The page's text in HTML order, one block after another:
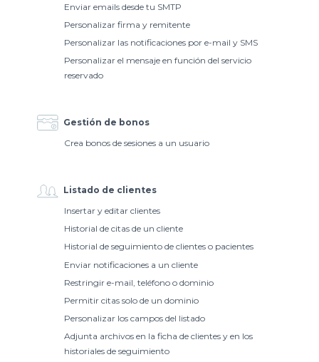
Enviar emails desde tu SMTP
Personalizar firma y remitente
Personalizar las notificaciones por e-mail y SMS
Personalizar el mensaje en función del servicio
reservado
Gestión de bonos
Crea bonos de sesiones a un usuario
Listado de clientes
Insertar y editar clientes
Historial de citas de un cliente
Historial de seguimiento de clientes o pacientes
Enviar notificaciones a un cliente
Restringir e-mail, teléfono o dominio
Permitir citas solo de un dominio
Personalizar los campos del listado
Adjunta archivos en la ficha de clientes y en los
historiales de seguimiento